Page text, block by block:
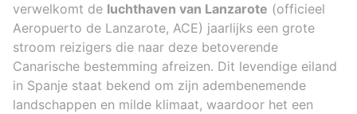
verwelkomt de luchthaven van Lanzarote (officieel
Aeropuerto de Lanzarote, ACE) jaarlijks een grote
stroom reizigers die naar deze betoverende
Canarische bestemming afreizen. Dit levendige eiland
in Spanje staat bekend om zijn adembenemende
landschappen en milde klimaat, waardoor het een